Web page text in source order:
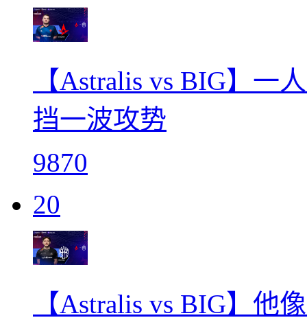
【Astralis vs BIG】一
挡一波攻势
9870
20
【Astralis vs BIG】他